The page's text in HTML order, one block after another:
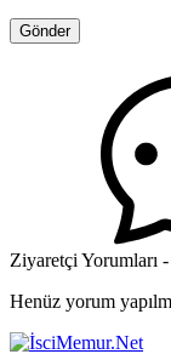
Ziyaretçi Yorumları
Henüz yorum